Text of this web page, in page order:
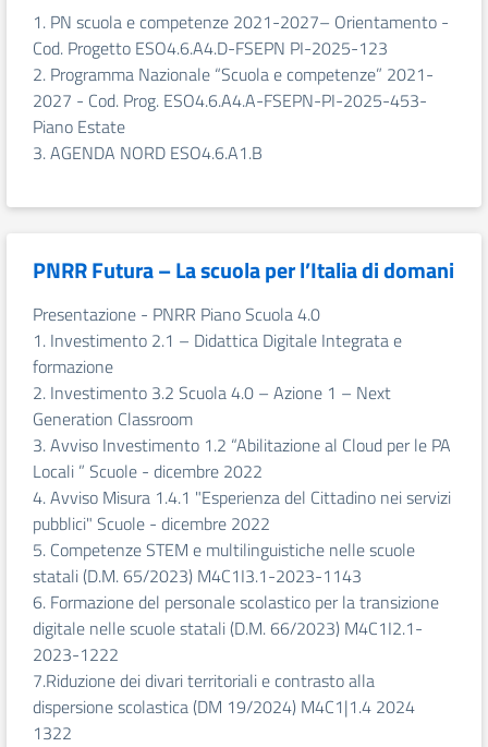
1. PN scuola e competenze 2021-2027– Orientamento -
Cod. Progetto ESO4.6.A4.D-FSEPN PI-2025-123
2. Programma Nazionale “Scuola e competenze” 2021-
2027 - Cod. Prog. ESO4.6.A4.A-FSEPN-PI-2025-453-
Piano Estate
3. AGENDA NORD ESO4.6.A1.B
PNRR Futura – La scuola per l’Italia di domani
Presentazione - PNRR Piano Scuola 4.0
1. Investimento 2.1 – Didattica Digitale Integrata e
formazione
2. Investimento 3.2 Scuola 4.0 – Azione 1 – Next
Generation Classroom
3. Avviso Investimento 1.2 “Abilitazione al Cloud per le PA
Locali ” Scuole - dicembre 2022
4. Avviso Misura 1.4.1 "Esperienza del Cittadino nei servizi
pubblici" Scuole - dicembre 2022
5. Competenze STEM e multilinguistiche nelle scuole
statali (D.M. 65/2023) M4C1I3.1-2023-1143
6. Formazione del personale scolastico per la transizione
digitale nelle scuole statali (D.M. 66/2023) M4C1I2.1-
2023-1222
7.Riduzione dei divari territoriali e contrasto alla
dispersione scolastica (DM 19/2024) M4C1|1.4 2024
1322